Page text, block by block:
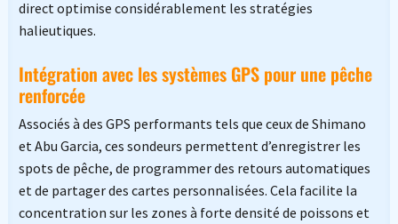
direct optimise considérablement les stratégies
halieutiques.
Intégration avec les systèmes GPS pour une pêche
renforcée
Associés à des GPS performants tels que ceux de Shimano
et Abu Garcia, ces sondeurs permettent d’enregistrer les
spots de pêche, de programmer des retours automatiques
et de partager des cartes personnalisées. Cela facilite la
concentration sur les zones à forte densité de poissons et